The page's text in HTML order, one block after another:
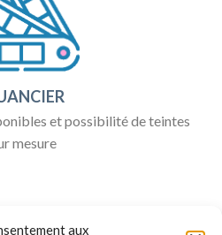
aux
et possibilité de teintes
mesure